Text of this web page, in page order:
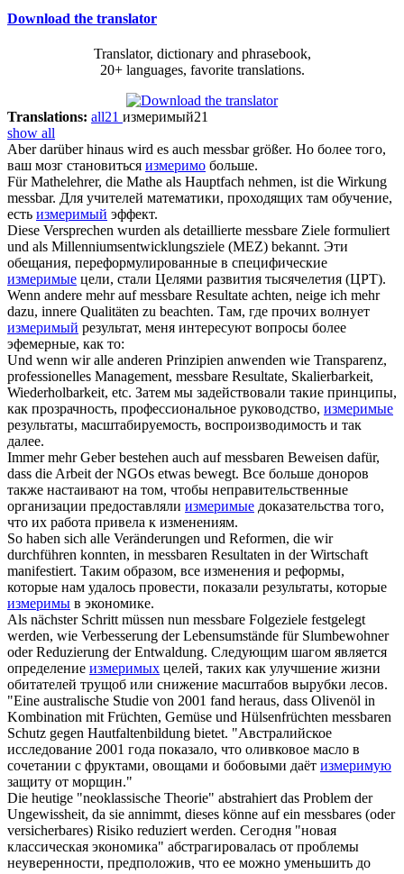
Download the translator
Translator, dictionary and phrasebook,
20+ languages, favorite translations.
Translations: all21 измеримый21
show all
Aber darüber hinaus wird es auch messbargrößer. Но более того,
ваш мозг становиться измеримо больше.
Für Mathelehrer, die Mathe als Hauptfach nehmen, ist die Wirkung
messbar. Для учителей математики, проходящих там обучение,
есть измеримый эффект.
Diese Versprechen wurden als detaillierte messbare Ziele formuliert
und als Millenniumsentwicklungsziele (MEZ) bekannt. Эти
обещания, переформулированные в специфические
измеримые цели, стали Целями развития тысячелетия (ЦРТ).
Wenn andere mehr aufmessbare Resultate achten, neige ich mehr
dazu, innere Qualitäten zu beachten. Там, где прочих волнует
измеримый результат, меня интересуют вопросы более
эфемерные, как то:
Und wenn wir alle anderen Prinzipien anwenden wie Transparenz,
professionelles Management, messbare Resultate, Skalierbarkeit,
Wiederholbarkeit, etc. Затем мы задействовали такие принципы,
как прозрачность, профессиональное руководство, измеримые
результаты, масштабируемость, воспроизводимость и так
далее.
Immer mehr Geber bestehen auch aufmessbaren Beweisen dafür,
dass die Arbeit der NGOs etwas bewegt. Все больше доноров
также настаивают на том, чтобы неправительственные
организации предоставляли измеримые доказательства того,
что их работа привела к изменениям.
So haben sich alle Veränderungen und Reformen, die wir
durchführen konnten, in messbaren Resultaten in der Wirtschaft
manifestiert. Таким образом, все изменения и реформы,
которые нам удалось провести, показали результаты, которые
измеримы в экономике.
Als nächster Schritt müssen nun messbare Folgeziele festgelegt
werden, wie Verbesserung der Lebensumstände für Slumbewohner
oder Reduzierung der Entwaldung. Следующим шагом является
определение измеримых целей, таких как улучшение жизни
обитателей трущоб или снижение масштабов вырубки лесов.
"Eine australische Studie von 2001 fand heraus, dass Olivenöl in
Kombination mit Früchten, Gemüse und Hülsenfrüchten messbaren
Schutz gegen Hautfaltenbildung bietet. "Австралийское
исследование 2001 года показало, что оливковое масло в
сочетании с фруктами, овощами и бобовыми даёт измеримую
защиту от морщин."
Die heutige "neoklassische Theorie" abstrahiert das Problem der
Ungewissheit, da sie annimmt, dieses könne auf ein messbares (oder
versicherbares) Risiko reduziert werden. Сегодня "новая
классическая экономика" абстрагировалась от проблемы
неуверенности, предположив, что ее можно уменьшить до